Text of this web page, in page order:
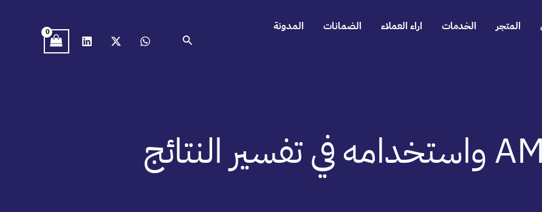
المتجر الخدمات اراء العملاء الضمانات المدونة
البحث